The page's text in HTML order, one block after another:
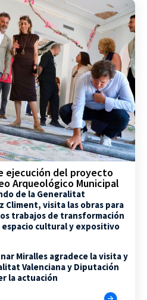
ejecución del proyecto
Arqueológico Municipal
de la Generalitat
Climent, visita las obras para
trabajos de transformación
cultural y expositivo
Miralles agradece la visita y
Valenciana y Diputación
la actuación